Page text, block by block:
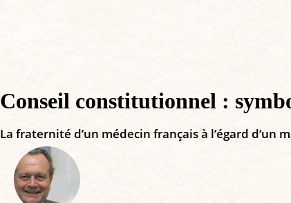
Conseil constitutionnel :
La fraternité d’un médecin français à l’égard